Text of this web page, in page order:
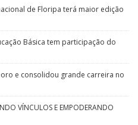
de Floripa terá maior edição
Básica tem participação do
e consolidou grande carreira no
VÍNCULOS E EMPODERANDO